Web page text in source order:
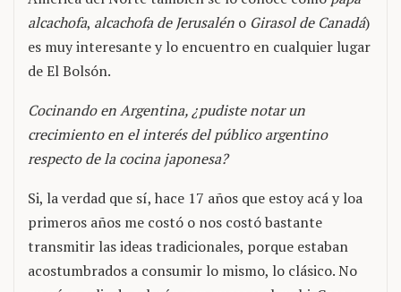
alcachofa, alcachofa de Jerusalén o Girasol de Canadá)
es muy interesante y lo encuentro en cualquier lugar
de El Bolsón.
Cocinando en Argentina, ¿pudiste notar un
crecimiento en el interés del público argentino
respecto de la cocina japonesa?
Si, la verdad que sí, hace 17 años que estoy acá y loa
primeros años me costó o nos costó bastante
transmitir las ideas tradicionales, porque estaban
acostumbrados a consumir lo mismo, lo clásico. No